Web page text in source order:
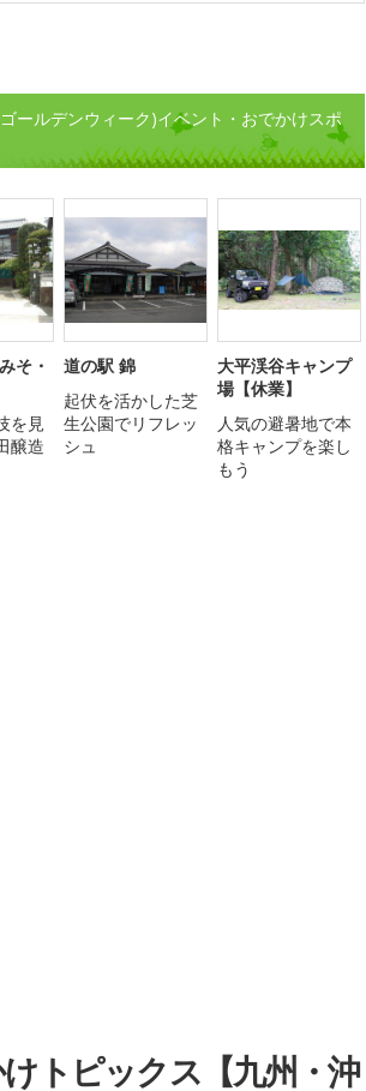
ールデンウィーク)イベント・おでかけスポ
そ・
を見
醸造
道の駅 錦
起伏を活かした芝
生公園でリフレッ
シュ
大平渓谷キャンプ
場【休業】
人気の避暑地で本
格キャンプを楽し
もう
トピックス【九州・沖